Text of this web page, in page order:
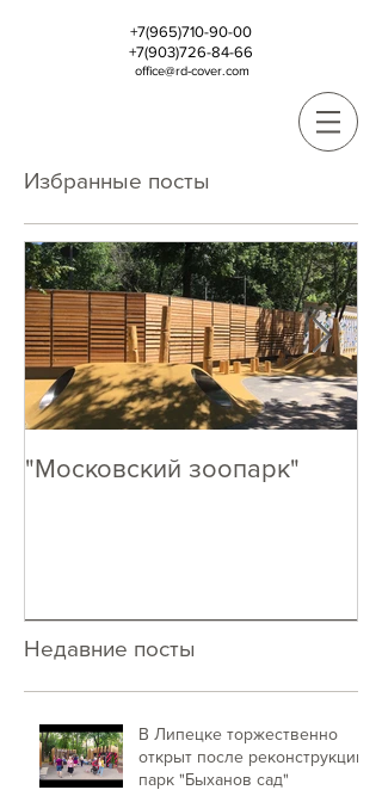
+7(965)710-90-00
+7(903)726-84-66
office@rd-cover.com
Избранные посты
"Московский зоопарк"
Недавние посты
В Липецке торжественно
открыт после реконструкции
парк "Быханов сад"